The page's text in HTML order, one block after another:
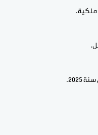
ملكية.